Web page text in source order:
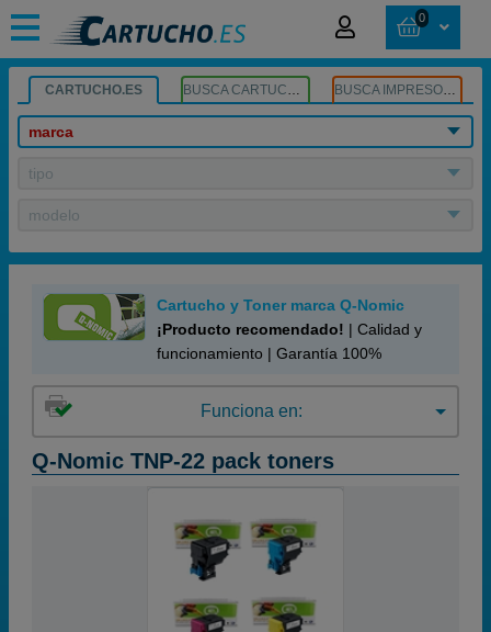
0
CARTUCHO.ES BUSCA CARTUCHOS BUSCA IMPRESORA
marca
tipo
modelo
Cartucho y Toner marca Q-Nomic
¡Producto recomendado! | Calidad y
funcionamiento | Garantía 100%
Funciona en:
Q-Nomic TNP-22 pack toners